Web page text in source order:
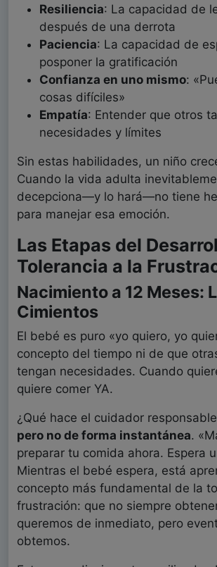
Resiliencia: La capacidad de
después de una derrota
Paciencia: La capacidad de
posponer la gratificación
Confianza en uno mismo:
cosas difíciles»
Empatía: Entender que otros
necesidades y límites
Sin estas habilidades, un niño
Cuando la vida adulta
decepciona—y lo hará—no tiene
para manejar esa emoción.
Las Etapas del
Tolerancia a la
Nacimiento a 12 Meses:
Cimientos
El bebé es puro «yo quiero, yo
concepto del tiempo ni de que
tengan necesidades. Cuando
quiere comer YA.
¿Qué hace el cuidador
pero no de forma instantánea.
preparar tu comida ahora. Espera
Mientras el bebé espera, está
concepto más fundamental de la
frustración: que no siempre
queremos de inmediato, pero
obtemos.